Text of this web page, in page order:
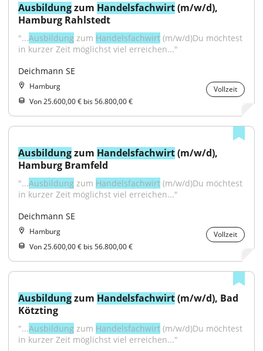
Ausbildung zum Handelsfachwirt (m/w/d),
Hamburg Rahlstedt
"...Ausbildung zum Handelsfachwirt (m/w/d)Du möchtest
in kurzer Zeit möglichst viel erreichen..."
Deichmann SE
Hamburg
Vollzeit
Von 25.600,00 € bis 56.800,00 €
Ausbildung zum Handelsfachwirt (m/w/d),
Hamburg Bramfeld
"...Ausbildung zum Handelsfachwirt (m/w/d)Du möchtest
in kurzer Zeit möglichst viel erreichen..."
Deichmann SE
Hamburg
Vollzeit
Von 25.600,00 € bis 56.800,00 €
Ausbildung zum Handelsfachwirt (m/w/d), Bad
Kötzting
"...Ausbildung zum Handelsfachwirt (m/w/d)Du möchtest
in kurzer Zeit möglichst viel erreichen..."